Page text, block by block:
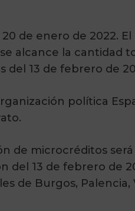
de enero de 2022.
alcance la cantidad
del 13 de febrero de
política
de microcréditos
del 13 de febrero de
de Burgos, Palencia,